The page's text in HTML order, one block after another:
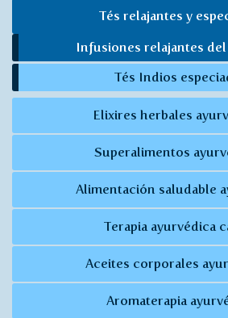
Tés relajantes y
Infusiones relajantes
Tés Indios
Elixires herbales
Superalimentos
Alimentación saludable
Terapia ayurvédica
Aceites corporales
Aromaterapia